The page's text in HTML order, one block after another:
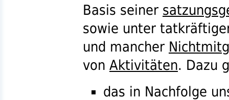
Basis seiner
sowie unter
und mancher
von Aktivitäten. Dazu
das in Nachfolge